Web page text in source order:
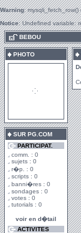
Warning:
Notice: Undefined variable:
BEBOU
PHOTO
SUR PG.COM
PARTICIPAT.
comm. : 0
sujets : 0
r�p. : 0
scripts : 0
banni�res : 0
sondages : 0
votes : 0
tutorials : 0
voir en d�tail
ACTIVITES